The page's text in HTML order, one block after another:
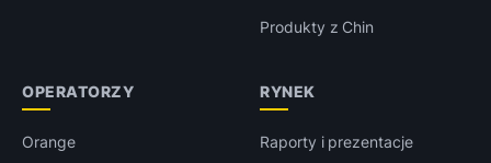
Produkty z Chin
OPERATORZY
Orange
RYNEK
Raporty i prezentacje